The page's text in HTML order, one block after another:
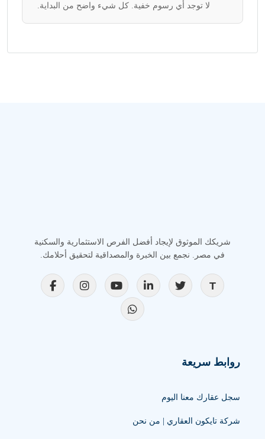
لا توجد أي رسوم خفية. كل شيء واضح من البداية.
شريكك الموثوق لإيجاد أفضل الفرص الاستثمارية والسكنية
في مصر. نجمع بين الخبرة والمصداقية لتحقيق أحلامك.
روابط سريعة
سجل عقارك معنا اليوم
شركة تايكون العقاري | من نحن